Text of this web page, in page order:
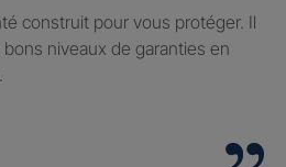
construit pour vous protéger. Il
niveaux de garanties en